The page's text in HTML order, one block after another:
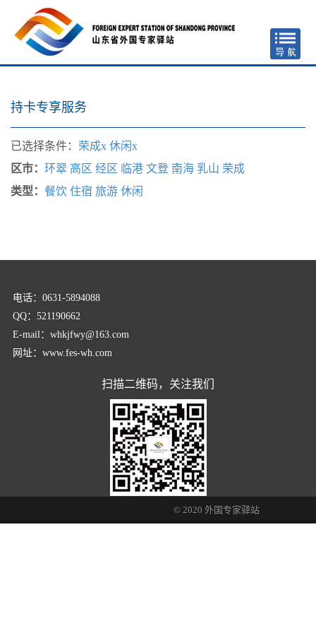
持卡专享服务
已选择条件： 荣成x 休闲x
区市： 环翠 高区 经区 临港 文登 南海 乳山 荣成
类型： 餐饮 住宿 旅游 休闲
电话：0631-5894088
QQ：521190662
E-mail：whkjfwy@163.com
网址：www.fes-wh.com
扫描二维码，关注我们
© 2020 外国专家驿站